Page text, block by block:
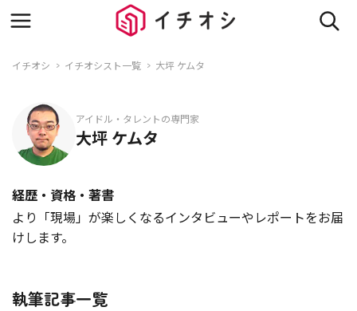
イチオシ イチオシスト一覧 大坪 ケムタ
アイドル・タレントの専門家
大坪 ケムタ
経歴・資格・著書
より「現場」が楽しくなるインタビューやレポートをお届
けします。
執筆記事一覧